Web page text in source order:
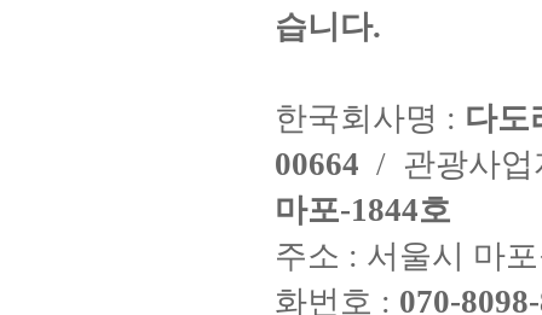
습니다.
한국회사명 : 다도
00664 / 관광사
마포-1844호
주소 : 서울시 마
화번호 : 070-